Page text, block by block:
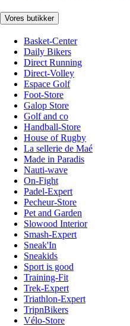
Vores butikker
Basket-Center
Daily Bikers
Direct Running
Direct-Volley
Espace Golf
Foot-Store
Galop Store
Golf and co
Handball-Store
House of Rugby
La sellerie de Maé
Made in Paradis
Nauti-wave
On-Fight
Padel-Expert
Pecheur-Store
Pet and Garden
Slowood Interior
Smash-Expert
Sneak'In
Sneakids
Sport is good
Training-Fit
Trek-Expert
Triathlon-Expert
TripnBikers
Vélo-Store